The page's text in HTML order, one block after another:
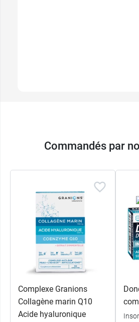
Commandés par
Complexe Granions
Collagène marin Q10
Acide hyaluronique